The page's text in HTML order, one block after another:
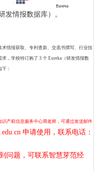
发情报数据库）。
情报获取、专利查新、交底书撰写、行业技
，学校特订购了 3 个 Eureka（研发情报数
：
产权信息服务中心周老师，可通过发送邮件
申请使用，联系电话：
问题，可联系智慧芽范经